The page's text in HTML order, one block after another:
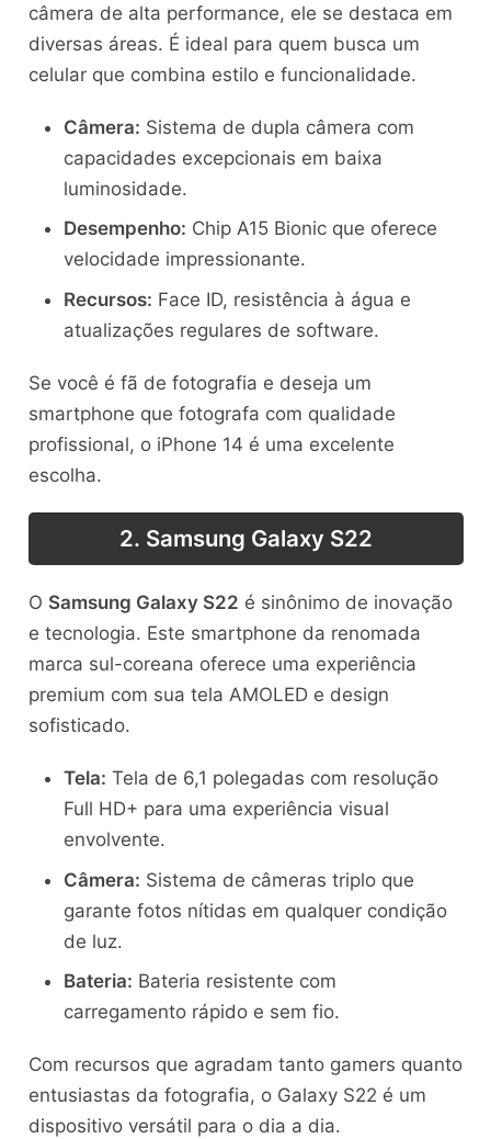
câmera de alta performance, ele se destaca em
diversas áreas. É ideal para quem busca um
celular que combina estilo e funcionalidade.
Câmera: Sistema de dupla câmera com
capacidades excepcionais em baixa
luminosidade.
Desempenho: Chip A15 Bionic que oferece
velocidade impressionante.
Recursos: Face ID, resistência à água e
atualizações regulares de software.
Se você é fã de fotografia e deseja um
smartphone que fotografa com qualidade
profissional, o iPhone 14 é uma excelente
escolha.
2. Samsung Galaxy S22
O Samsung Galaxy S22 é sinônimo de inovação
e tecnologia. Este smartphone da renomada
marca sul-coreana oferece uma experiência
premium com sua tela AMOLED e design
sofisticado.
Tela: Tela de 6,1 polegadas com resolução
Full HD+ para uma experiência visual
envolvente.
Câmera: Sistema de câmeras triplo que
garante fotos nítidas em qualquer condição
de luz.
Bateria: Bateria resistente com
carregamento rápido e sem fio.
Com recursos que agradam tanto gamers quanto
entusiastas da fotografia, o Galaxy S22 é um
dispositivo versátil para o dia a dia.